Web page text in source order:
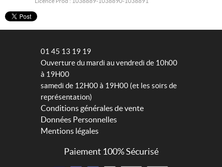
01 45 13 19 19
Ouverture du mardi au vendredi de 10h00
à 19H00
samedi de 12H00 à 19H00 (et les soirs de
représentation)
Conditions générales de vente
Données Personnelles
Mentions légales
Paiement 100% Sécurisé